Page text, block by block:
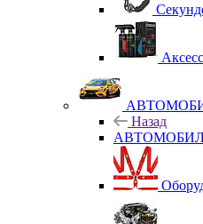
Назад